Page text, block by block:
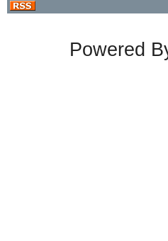
Powered